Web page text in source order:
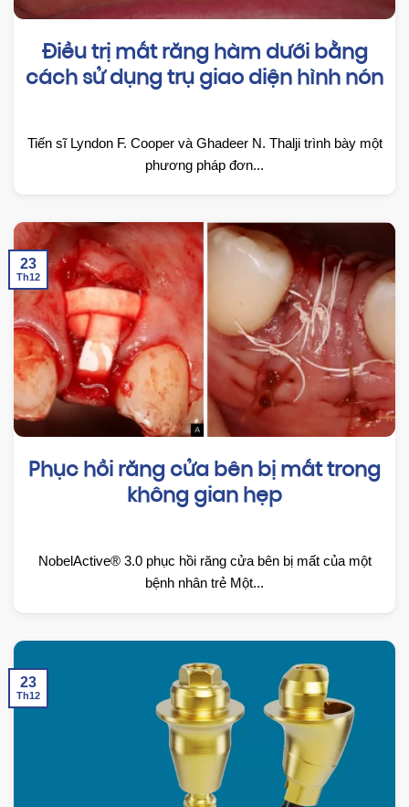
Điều trị mất răng hàm dưới bằng
cách sử dụng trụ giao diện hình nón
Tiến sĩ Lyndon F. Cooper và Ghadeer N. Thalji trình bày một
phương pháp đơn...
Phục hồi răng cửa bên bị mất trong
không gian hẹp
NobelActive® 3.0 phục hồi răng cửa bên bị mất của một
bệnh nhân trẻ Một...
23
Th12
23
Th12